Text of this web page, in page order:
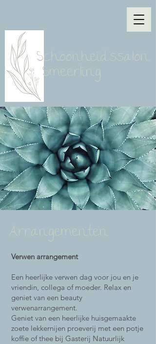
Schoonheidssalon
Smeerling
Arrangementen
Verwen arrangement
Een heerlijke verwen dag voor jou en je
vriendin, collega of moeder. Relax en
geniet van een beauty
verwenarrangement.
Geniet van een heerlijke huisgemaakte
zoete lekkernijen proeverij met een potje
koffie of thee bij Gasterij Natuurlijk